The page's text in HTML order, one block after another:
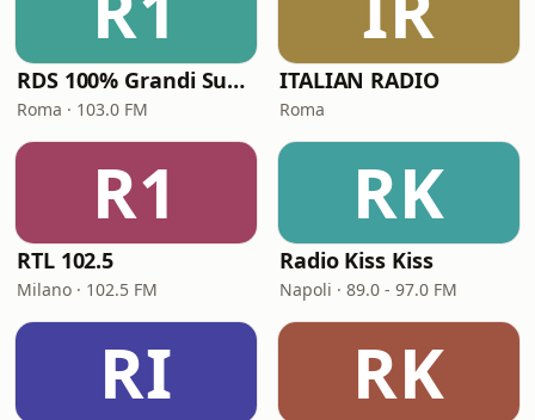
RDS 100% Grandi Successi
Roma · 103.0 FM
ITALIAN RADIO
Roma
R1
RTL 102.5
Milano · 102.5 FM
RK
Radio Kiss Kiss
Napoli · 89.0 - 97.0 FM
RI RK